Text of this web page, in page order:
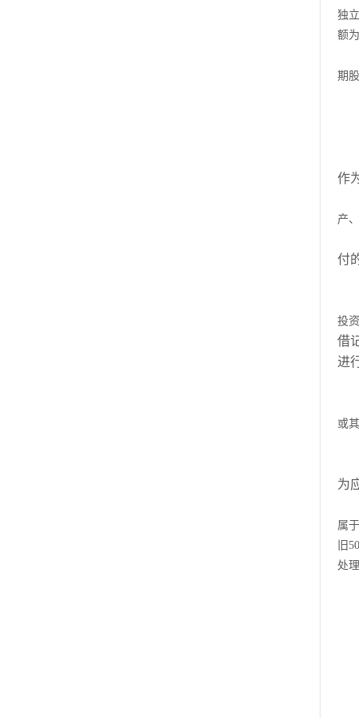
独
额为
期
作
产
付
投
借
进
或
为
属
旧
处